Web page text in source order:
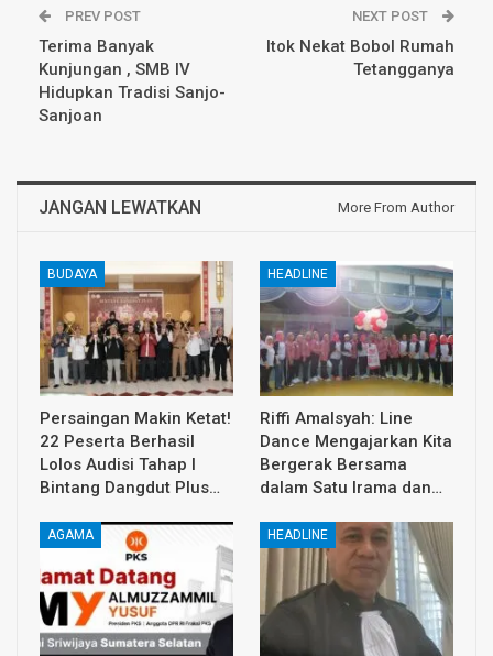
PREV POST
Terima Banyak
Kunjungan , SMB IV
Hidupkan Tradisi Sanjo-
Sanjoan
NEXT POST
Itok Nekat Bobol Rumah
Tetangganya
JANGAN LEWATKAN More From Author
BUDAYA
Persaingan Makin Ketat!
22 Peserta Berhasil
Lolos Audisi Tahap I
Bintang Dangdut Plus…
HEADLINE
Riffi Amalsyah: Line
Dance Mengajarkan Kita
Bergerak Bersama
dalam Satu Irama dan…
AGAMA HEADLINE